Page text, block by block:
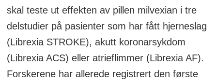
skal teste ut effekten av pillen milvexian i tre
delstudier på pasienter som har fått hjerneslag
(Librexia STROKE), akutt koronarsykdom
(Librexia ACS) eller atrieflimmer (Librexia AF).
Forskerene har allerede registrert den første